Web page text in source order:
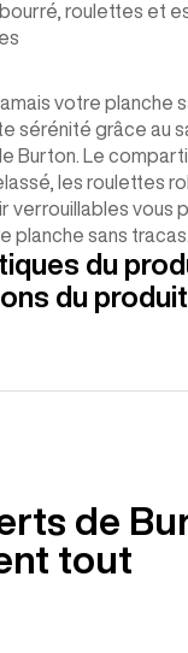
roulettes et
votre planche
sérénité grâce au
Burton. Le
les roulettes
verrouillables vous
planche sans tracas.
du
du produit
de
tout